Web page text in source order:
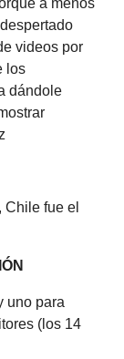
a menos
videos por
los
dándole
Chile fue el
uno para
(los 14